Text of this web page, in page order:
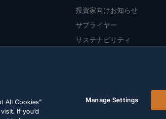
投資家向けお知らせ
サプライヤー
サステナビリティ
All Cookies”
If you’d
Manage Settings